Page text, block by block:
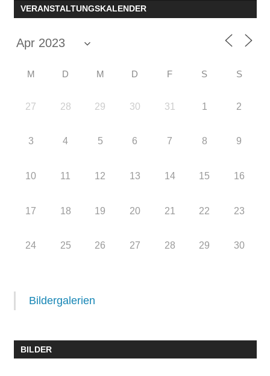
Beiträge
VERANSTALTUNGSKALENDER
M D M D F S S
27 28 29 30 31 1 2
3 4 5 6 7 8 9
10 11 12 13 14 15 16
17 18 19 20 21 22 23
24 25 26 27 28 29 30
Bildergalerien
BILDER